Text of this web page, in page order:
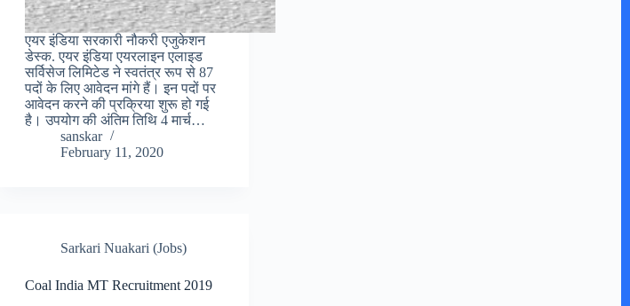
एयर इंडिया सरकारी नौकरी एजुकेशन
डेस्क. एयर इंडिया एयरलाइन एलाइड
सर्विसेज लिमिटेड ने स्वतंत्र रूप से 87
पदों के लिए आवेदन मांगे हैं। इन पदों पर
आवेदन करने की प्रक्रिया शुरू हो गई
है। उपयोग की अंतिम तिथि 4 मार्च…
sanskar
February 11, 2020
Sarkari Nuakari (Jobs)
Coal India MT Recruitment 2019